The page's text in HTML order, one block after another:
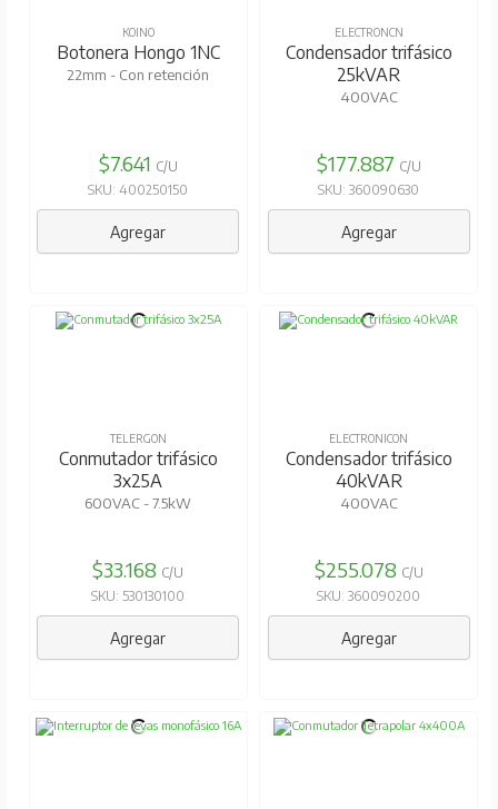
KOINO
Botonera Hongo 1NC
22mm - Con retención
$7.641 C/U
SKU: 400250150
Agregar
ELECTRONCN
Condensador trifásico
25kVAR
400VAC
$177.887 C/U
SKU: 360090630
Agregar
TELERGON
Conmutador trifásico
3x25A
600VAC - 7.5kW
$33.168 C/U
SKU: 530130100
Agregar
ELECTRONICON
Condensador trifásico
40kVAR
400VAC
$255.078 C/U
SKU: 360090200
Agregar